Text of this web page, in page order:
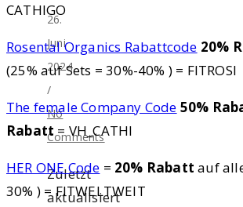
26.
Juni
2024
/
No
Comments
Zuletzt
aktualisiert
CATHIGO
Rosental Organics Rabattcode 20%
(25% auf Sets = 30%-40% ) = FITROSI
The female Company Code 50%
Rabatt= VH_CATHI
HER ONE Code = 20% Rabatt auf
30% ) = FITWELTWEIT